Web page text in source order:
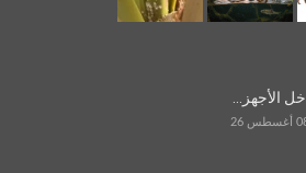
الأجهز…
26